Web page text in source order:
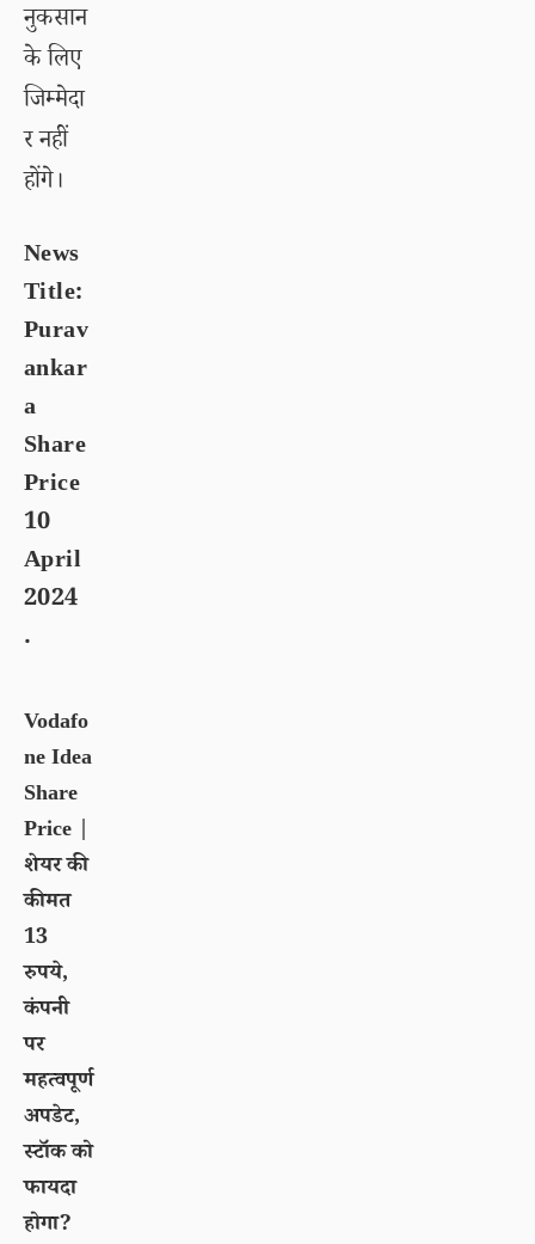
नुकसान
के लिए
जिम्मेदा
र नहीं
होंगे।
News
Title:
Purav
ankar
a
Share
Price
10
April
2024
.
Vodafo
ne Idea
Share
Price |
शेयर की
कीमत
13
रुपये,
कंपनी
पर
महत्वपूर्ण
अपडेट,
स्टॉक को
फायदा
होगा?